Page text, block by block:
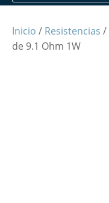
productos
Inicio / Resistencias /
de 9.1 Ohm 1W